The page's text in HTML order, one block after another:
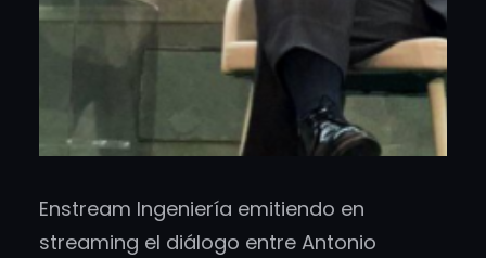
Enstream Ingeniería emitiendo en
streaming el diálogo entre Antonio